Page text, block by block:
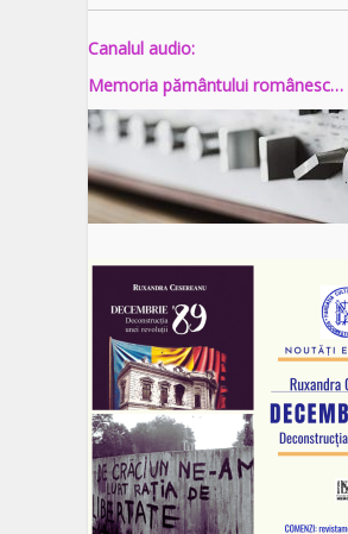
Canalul audio:
Memoria pământului românesc…